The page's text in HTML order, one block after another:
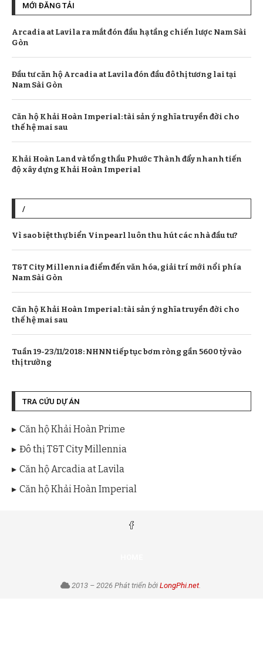
MỚI ĐĂNG TẢI
Arcadia at Lavila ra mắt đón đầu hạ tầng chiến lược Nam Sài
Gòn
Đầu tư căn hộ Arcadia at Lavila đón đầu đô thị tương lai tại
Nam Sài Gòn
Căn hộ Khải Hoàn Imperial: tài sản ý nghĩa truyền đời cho
thế hệ mai sau
Khải Hoàn Land và tổng thầu Phước Thành đẩy nhanh tiến
độ xây dựng Khải Hoàn Imperial
/
Vì sao biệt thự biển Vinpearl luôn thu hút các nhà đầu tư?
T&T City Millennia điểm đến văn hóa, giải trí mới nổi phía
Nam Sài Gòn
Căn hộ Khải Hoàn Imperial: tài sản ý nghĩa truyền đời cho
thế hệ mai sau
Tuần 19-23/11/2018: NHNN tiếp tục bơm ròng gần 5600 tỷ vào
thị trường
TRA CỨU DỰ ÁN
Căn hộ Khải Hoàn Prime
Đô thị T&T City Millennia
Căn hộ Arcadia at Lavila
Căn hộ Khải Hoàn Imperial
2013 – 2026 Phát triển bởi LongPhi.net.